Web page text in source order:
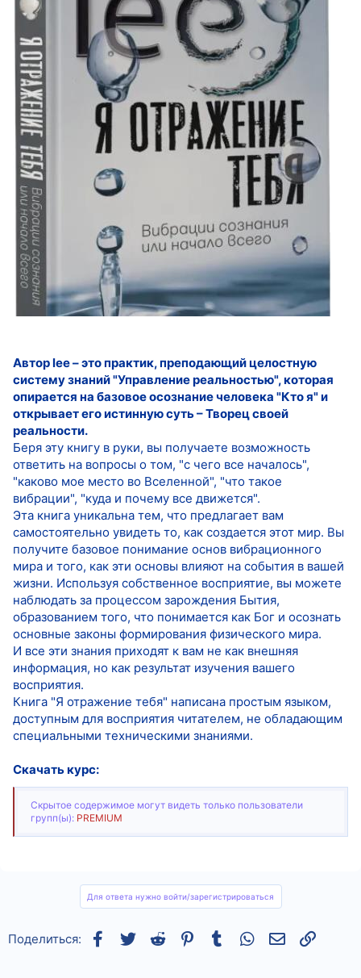
Автор lee – это практик, преподающий целостную
систему знаний "Управление реальностью", которая
опирается на базовое осознание человека "Кто я" и
открывает его истинную суть – Творец своей
реальности.
Беря эту книгу в руки, вы получаете возможность
ответить на вопросы о том, "с чего все началось",
"каково мое место во Вселенной", "что такое
вибрации", "куда и почему все движется".
Эта книга уникальна тем, что предлагает вам
самостоятельно увидеть то, как создается этот мир. Вы
получите базовое понимание основ вибрационного
мира и того, как эти основы влияют на события в вашей
жизни. Используя собственное восприятие, вы можете
наблюдать за процессом зарождения Бытия,
образованием того, что понимается как Бог и осознать
основные законы формирования физического мира.
И все эти знания приходят к вам не как внешняя
информация, но как результат изучения вашего
восприятия.
Книга "Я отражение тебя" написана простым языком,
доступным для восприятия читателем, не обладающим
специальными техническими знаниями.
Скачать курс:
Скрытое содержимое могут видеть только пользователи
групп(ы): PREMIUM
Для ответа нужно войти/зарегистрироваться
Поделиться: Facebook
TwitterReddit Pinterest
Tumblr WhatsAppСсылка